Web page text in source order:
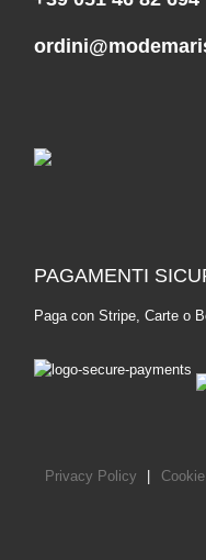
PAGAMENTI
Paga con Stripe, Carte o
Privacy Policy